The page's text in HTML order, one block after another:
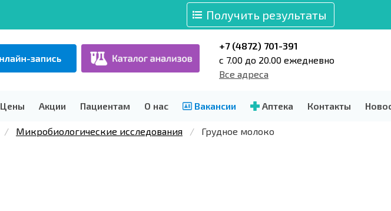
Получить результаты
+7 (4872) 701-391
c 7.00 до 20.00 ежедневно
Все адреса
Цены Акции Пациентам О нас Вакансии Аптека Контакты
Микробиологические исследования Грудное молоко